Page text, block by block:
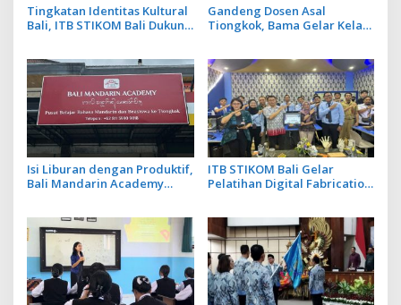
Tingkatan Identitas Kultural
Bali, ITB STIKOM Bali Dukung
Kebaya
Gandeng Dosen Asal
Tiongkok, Bama Gelar Kelas
Restoran
Isi Liburan dengan Produktif,
Bali Mandarin Academy
ITB STIKOM Bali Gelar
Pelatihan Digital Fabrication